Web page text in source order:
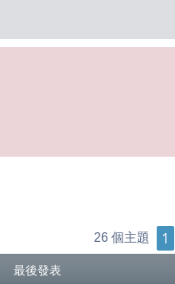
26 個主題 1
最後發表